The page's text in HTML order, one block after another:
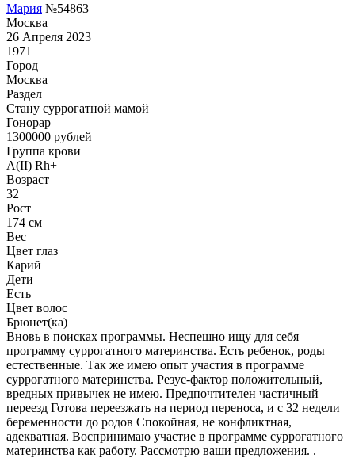
Мария №54863
Москва
26 Апреля 2023
1971
Город
Москва
Раздел
Cтану суррогатной мамой
Гонoрар
1300000 рублей
Группа крови
A(II) Rh+
Возраст
32
Рост
174 см
Вес
Цвет глаз
Карий
Дети
Есть
Цвет волос
Брюнет(ка)
Вновь в поисках программы. Неспешно ищу для себя
программу суррогатного материнства. Есть ребенок, роды
естественные. Так же имею опыт участия в программе
суррогатного материнства. Резус-фактор положительный,
вредных привычек не имею. Предпочтителен частичный
переезд Готова переезжать на период переноса, и с 32 недели
беременности до родов Спокойная, не конфликтная,
адекватная. Воспринимаю участие в программе суррогатного
материнства как работу. Рассмотрю ваши предложения. .